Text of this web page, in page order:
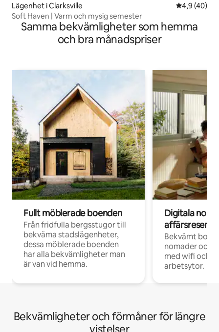
Lägenhet i Clarksville 4,9 av 5 i
4,9 (40)
Soft Haven | Varm och mysig semester
Samma bekvämligheter som hemma
och bra månadspriser
Fullt möblerade boenden
Från fridfulla bergsstugor till
bekväma stadslägenheter,
dessa möblerade boenden
har alla bekvämligheter man
är van vid hemma.
Digitala
Bekvämt
nomader och
med wifi och
arbetsytor.
Bekvämligheter och förmåner för längre
vistelser